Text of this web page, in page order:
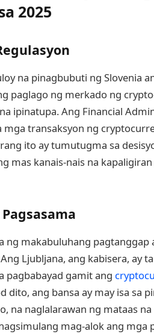
2025
na pinagbubuti ng Slovenia
paglago ng merkado ng
ipinatupa. Ang Financial
mga transaksyon ng
ito ay tumutugma sa
mas kanais-nais na
ng makabuluhang
Ljubljana, ang kabisera, ay
pagbabayad gamit ang
dito, ang bansa ay may isa sa
na naglalarawan ng mataas
mag-alok ang mga